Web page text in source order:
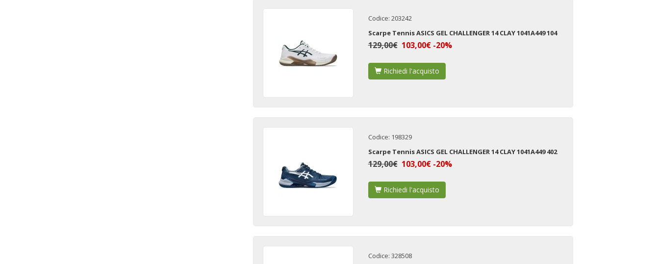
Codice: 203242
Scarpe Tennis ASICS GEL CHALLENGER 14 CLAY 1041A449 104
129,00€ 103,00€ -20%
Richiedi l'acquisto
Codice: 198329
Scarpe Tennis ASICS GEL CHALLENGER 14 CLAY 1041A449 402
129,00€ 103,00€ -20%
Richiedi l'acquisto
Codice: 328508